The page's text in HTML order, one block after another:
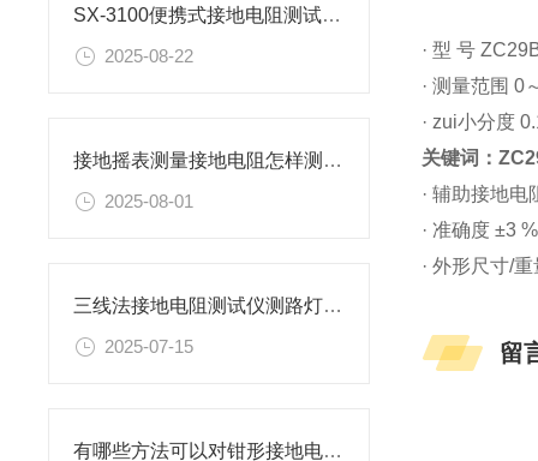
SX-3100便携式接地电阻测试仪的接线方法有哪两种？
2025-08-22
接地摇表测量接地电阻怎样测试？
2025-08-01
三线法接地电阻测试仪测路灯接地电阻？
2025-07-15
有哪些方法可以对钳形接地电阻测试仪进行校准？
· 型 号
· 测量范围 0
· zui小分度
关键词：
· 辅助接地
· 准确度 ±3 %
· 外形尺寸/
留